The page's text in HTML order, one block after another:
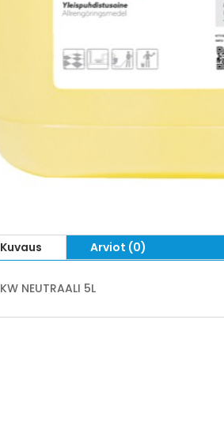
Kuvaus Arviot (0)
KW NEUTRAALI 5L